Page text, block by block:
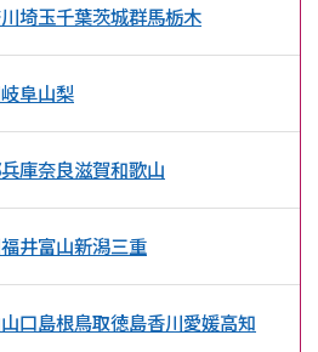
埼玉千葉茨城群馬栃木
岐阜山梨
兵庫奈良滋賀和歌山
福井富山新潟三重
山口島根鳥取徳島香川愛媛高知